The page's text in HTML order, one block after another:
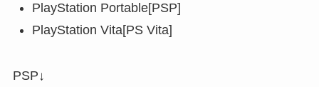
PlayStation Portable[PSP]
PlayStation Vita[PS Vita]
PSP↓